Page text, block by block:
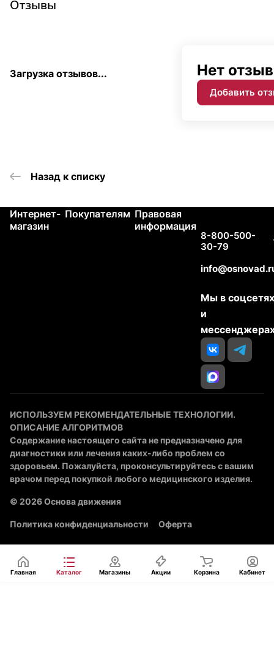
Отзывы
Загрузка отзывов... Нет
Добавить
Назад к списку
Интернет-
магазин
Покупателям Правовая
информация
8-800-500-
30-79
Мы в соцсетях
и
ИСПОЛЬЗУЕМ РЕКОМЕНДАТЕЛЬНЫЕ ТЕХНОЛОГИИ.
ОПИСАНИЕ АЛГОРИТМОВ
Содержание настоящего сайта не предназначено для
диагностики или лечения каких-либо проблем со
здоровьем. Пожалуйста, проконсультируйтесь с вашим
врачом перед покупкой любого медицинского изделия.
© 2026 Основа движения
Политика конфиденциальности Оферта
Главная Каталог Магазины Акции Корзина Кабинет